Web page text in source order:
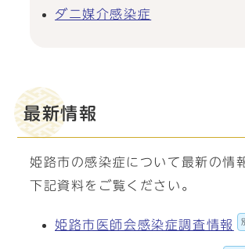
ダニ媒介感染症
最新情報
姫路市の感染症について最新の情
下記資料をご覧ください。
姫路市医師会感染症調査情報